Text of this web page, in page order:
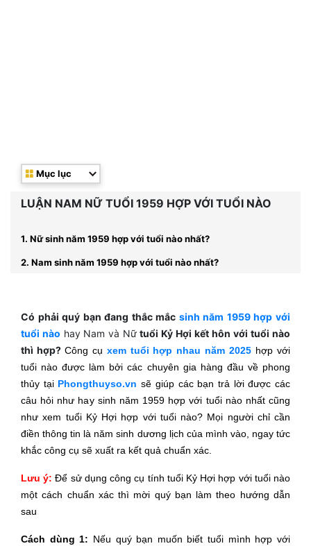
Mục lục
LUẬN NAM NỮ TUỔI 1959 HỢP VỚI TUỔI NÀO
1. Nữ sinh năm 1959 hợp với tuổi nào nhất?
2. Nam sinh năm 1959 hợp với tuổi nào nhất?
Có phải quý bạn đang thắc mắc sinh năm 1959 hợp với
tuổi nào hay Nam và Nữ tuổi Kỷ Hợi kết hôn với tuổi nào
thì hợp? Công cụ xem tuổi hợp nhau năm 2025 hợp với
tuổi nào được làm bởi các chuyên gia hàng đầu về phong
thủy tại Phongthuyso.vn sẽ giúp các bạn trả lời được các
câu hỏi như hay sinh năm 1959 hợp với tuổi nào nhất cũng
như xem tuổi Kỷ Hợi hợp với tuổi nào? Mọi người chỉ cần
điền thông tin là năm sinh dương lịch của mình vào, ngay tức
khắc công cụ sẽ xuất ra kết quả chuẩn xác.
Lưu ý:Để sử dụng công cụ tính tuổi Kỷ Hợi hợp với tuổi nào
một cách chuẩn xác thì mời quý bạn làm theo hướng dẫn
sau
Cách dùng 1: Nếu quý bạn muốn biết tuổi mình hợp với